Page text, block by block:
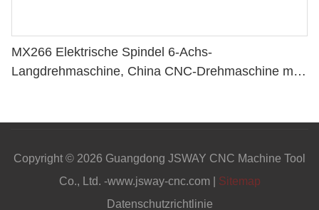
MX266 Elektrische Spindel 6-Achs-
Langdrehmaschine, China CNC-Drehmaschine mit
Copyright © 2026 Guangdong JSWAY CNC Machine Tool
Co., Ltd. -www.jsway-cnc.com |
Sitemap
Datenschutzrichtlinie